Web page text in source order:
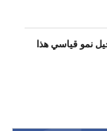
نمو قياسي هذا